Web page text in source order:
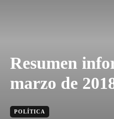
Resumen
marzo de
POLÍTICA